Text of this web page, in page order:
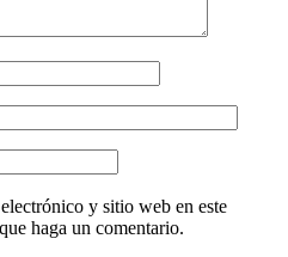
y sitio web en este
haga un comentario.